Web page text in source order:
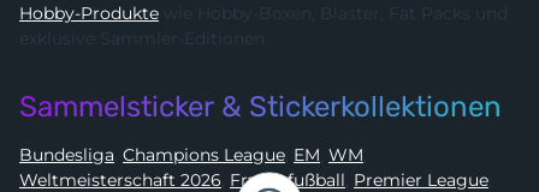
Hobby-Produkte
exklusive Sammler-Editionen
Sammelsticker & Stickerkollektionen
Bundesliga, Champions League, EM, WM,
Weltmeisterschaft 2026, Frauenfußball, Premier League,